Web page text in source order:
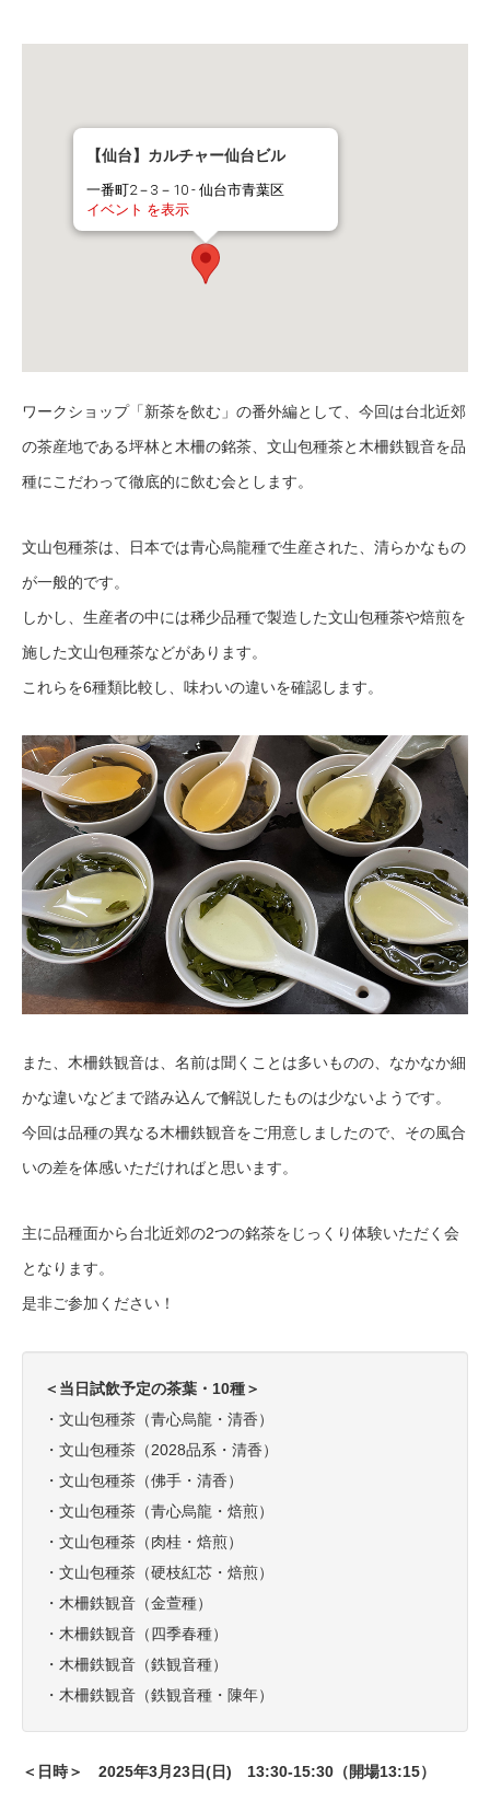
【仙台】カルチャー仙台ビル
一番町2－3－10 - 仙台市青葉区
イベント を表示
ワークショップ「新茶を飲む」の番外編として、今回は台北近郊
の茶産地である坪林と木柵の銘茶、文山包種茶と木柵鉄観音を品
種にこだわって徹底的に飲む会とします。
文山包種茶は、日本では青心烏龍種で生産された、清らかなもの
が一般的です。
しかし、生産者の中には稀少品種で製造した文山包種茶や焙煎を
施した文山包種茶などがあります。
これらを6種類比較し、味わいの違いを確認します。
また、木柵鉄観音は、名前は聞くことは多いものの、なかなか細
かな違いなどまで踏み込んで解説したものは少ないようです。
今回は品種の異なる木柵鉄観音をご用意しましたので、その風合
いの差を体感いただければと思います。
主に品種面から台北近郊の2つの銘茶をじっくり体験いただく会
となります。
是非ご参加ください！
＜当日試飲予定の茶葉・10種＞
・文山包種茶（青心烏龍・清香）
・文山包種茶（2028品系・清香）
・文山包種茶（佛手・清香）
・文山包種茶（青心烏龍・焙煎）
・文山包種茶（肉桂・焙煎）
・文山包種茶（硬枝紅芯・焙煎）
・木柵鉄観音（金萱種）
・木柵鉄観音（四季春種）
・木柵鉄観音（鉄観音種）
・木柵鉄観音（鉄観音種・陳年）
＜日時＞ 2025年3月23日(日) 13:30-15:30（開場13:15）